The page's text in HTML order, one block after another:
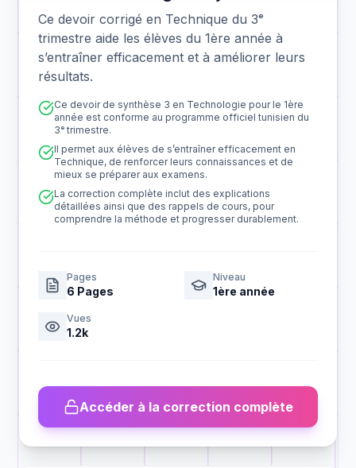
Ce devoir corrigé en Technique du 3ᵉ
trimestre aide les élèves du 1ère année à
s’entraîner efficacement et à améliorer leurs
résultats.
Ce devoir de synthèse 3 en Technologie pour le 1ère
année est conforme au programme officiel tunisien du
3ᵉ trimestre.
Il permet aux élèves de s’entraîner efficacement en
Technique, de renforcer leurs connaissances et de
mieux se préparer aux examens.
La correction complète inclut des explications
détaillées ainsi que des rappels de cours, pour
comprendre la méthode et progresser durablement.
Pages
6 Pages
Niveau
1ère année
Vues
1.2k
Accéder à la correction complète